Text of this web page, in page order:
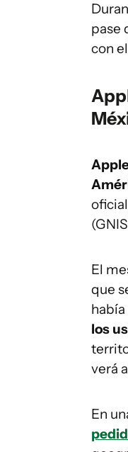
pase
con
El
que
los
verá
En